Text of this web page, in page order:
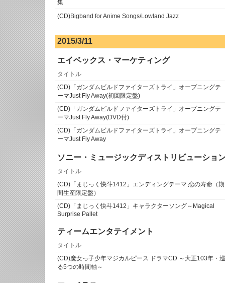
集
(CD)Bigband for Anime Songs/Lowland Jazz
2015/3/11
エイベックス・マーケティング
タイトル
(CD)「ガンダムビルドファイターズトライ」オープニングテ
ーマJust Fly Away(初回限定盤)
(CD)「ガンダムビルドファイターズトライ」オープニングテ
ーマJust Fly Away(DVD付)
(CD)「ガンダムビルドファイターズトライ」オープニングテ
ーマJust Fly Away
ソニー・ミュージックディストリビューショ
タイトル
(CD)「まじっく快斗1412」エンディングテーマ 恋の寿命（期
間生産限定盤）
(CD)「まじっく快斗1412」キャラクターソング～Magical
Surprise Pallet
ティームエンタテイメント
タイトル
(CD)魔女っ子少年マジカルピース ドラマCD ～大正103年・巡
る5つの時間軸～